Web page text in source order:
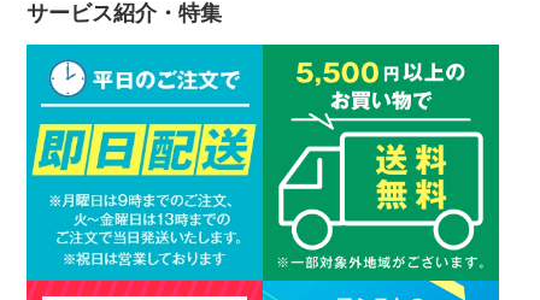
サービス紹介・特集